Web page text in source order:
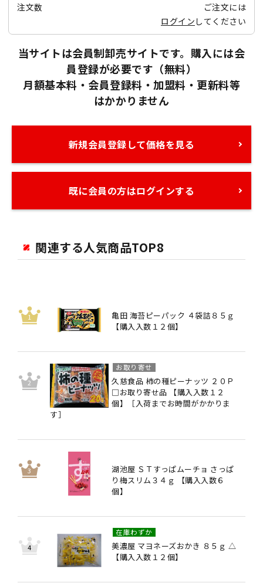
注文数
ご注文には
ログイン してください
当サイトは会員制卸売サイトです。購入には会
員登録が必要です（無料）
月額基本料・会員登録料・加盟料・更新料等
はかかりません
新規会員登録して価格を見る
既に会員の方はログインする
関連する人気商品TOP8
亀田 海苔ピーパック ４袋詰８５ｇ
【購入入数１２個】
久慈食品 柿の種ピーナッツ ２０Ｐ
□お取り寄せ品 【購入入数１２
個】［入荷までお時間がかかりま
す］
お取り寄せ
湖池屋 ＳＴすっぱムーチョ さっぱ
り梅スリム３４ｇ 【購入入数６
個】
美濃屋 マヨネーズおかき ８５ｇ △
【購入入数１２個】
在庫わずか